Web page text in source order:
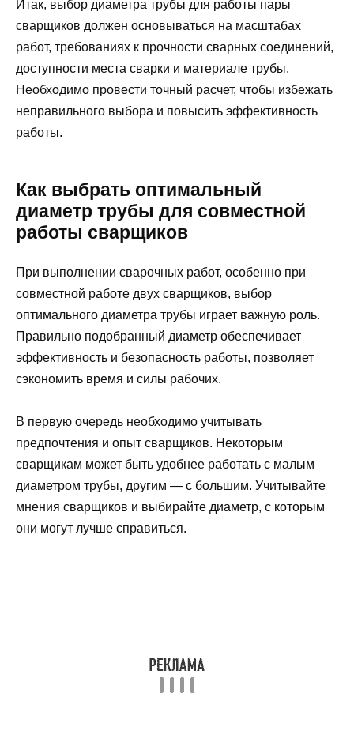
Итак, выбор диаметра трубы для работы пары
сварщиков должен основываться на масштабах
работ, требованиях к прочности сварных соединений,
доступности места сварки и материале трубы.
Необходимо провести точный расчет, чтобы избежать
неправильного выбора и повысить эффективность
работы.
Как выбрать оптимальный
диаметр трубы для совместной
работы сварщиков
При выполнении сварочных работ, особенно при
совместной работе двух сварщиков, выбор
оптимального диаметра трубы играет важную роль.
Правильно подобранный диаметр обеспечивает
эффективность и безопасность работы, позволяет
сэкономить время и силы рабочих.
В первую очередь необходимо учитывать
предпочтения и опыт сварщиков. Некоторым
сварщикам может быть удобнее работать с малым
диаметром трубы, другим — с большим. Учитывайте
мнения сварщиков и выбирайте диаметр, с которым
они могут лучше справиться.